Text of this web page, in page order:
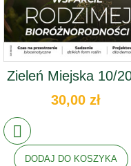
Zieleń Miejska 10/
30,00 zł
DODAJ DO KOSZYKA